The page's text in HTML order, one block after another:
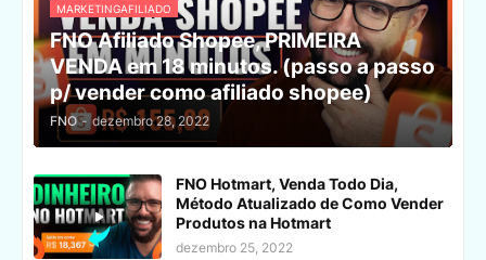
MARKETINGAFILIADO
FNO Afiliado Shopee, PRIMEIRA
VENDA em 18 minutos. (passo a passo
p/ vender como afiliado shopee)
FNO - dezembro 28, 2022
FNO Hotmart, Venda Todo Dia,
Método Atualizado de Como Vender
Produtos na Hotmart
dezembro 25, 2022